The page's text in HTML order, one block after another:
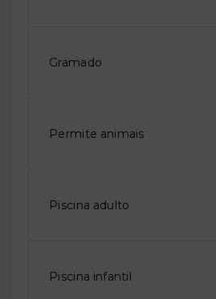
Gramado
Permite animais
Piscina adulto
Piscina infantil